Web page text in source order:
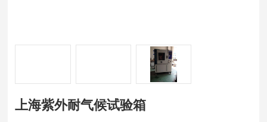
上海紫外耐气候试验箱